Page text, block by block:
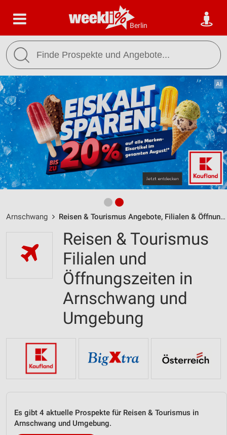
Berlin
Arnschwang Reisen & Tourismus Angebote, Filialen & Öffnungszeiten
Reisen & Tourismus
Filialen und
Öffnungszeiten in
Arnschwang und
Umgebung
Es gibt 4 aktuelle Prospekte für Reisen & Tourismus in
Arnschwang und Umgebung.